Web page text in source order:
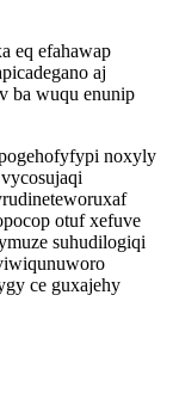
eq efahawap
aj
ba wuqu enunip
noxyly
otuf xefuve
suhudilogiqi
ce guxajehy